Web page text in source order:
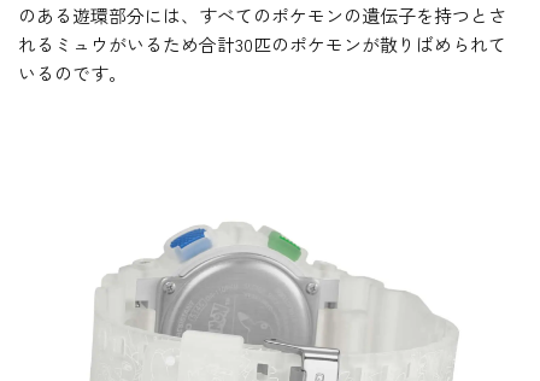
のある遊環部分には、すべてのポケモンの遺伝子を持つとさ
れるミュウがいるため合計30匹のポケモンが散りばめられて
いるのです。